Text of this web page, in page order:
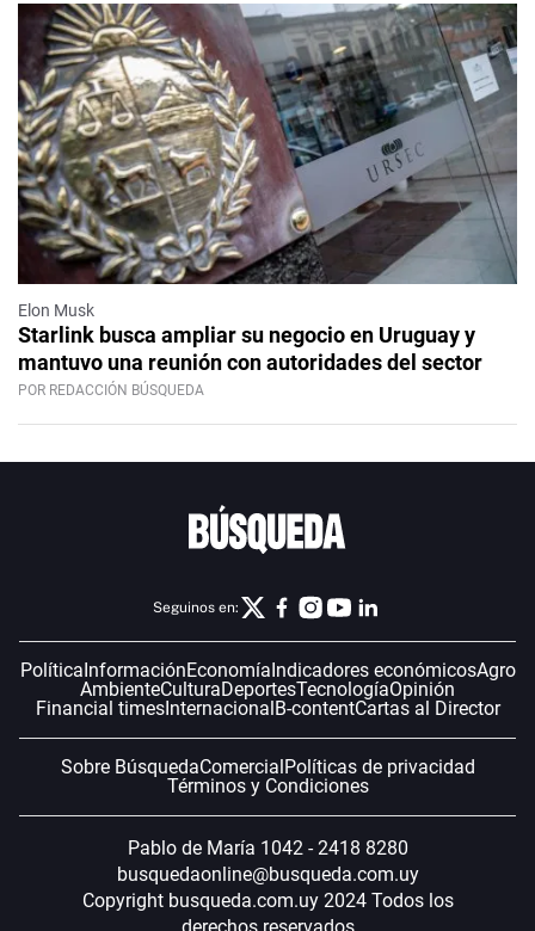
Elon Musk
Starlink busca ampliar su negocio en Uruguay y
mantuvo una reunión con autoridades del sector
POR REDACCIÓN BÚSQUEDA
Seguinos en:
PolíticaInformaciónEconomíaIndicadores económicosAgro
AmbienteCulturaDeportesTecnologíaOpinión
Financial timesInternacionalB-contentCartas al Director
Sobre BúsquedaComercialPolíticas de privacidad
Términos y Condiciones
Pablo de María 1042 - 2418 8280
busquedaonline@busqueda.com.uy
Copyright busqueda.com.uy 2024 Todos los